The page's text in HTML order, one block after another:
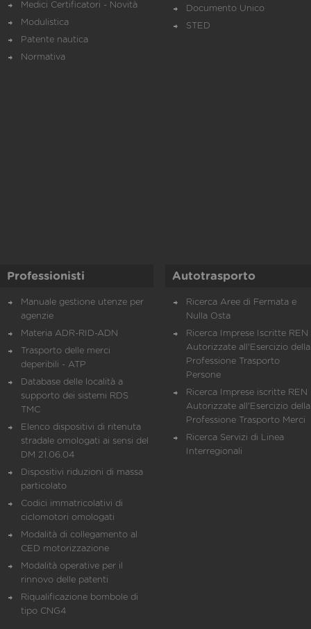
Medici Certificatori - Novità
Modulistica
Patente nautica
Normativa
Documento Unico
STED
Professionisti
Manuale gestione utenze per
agenzie
Materia ADR-RID-ADN
Trasporto delle merci
deperibili - ATP
Database delle località a
supporto dei sistemi RDS
TMC
Elenco dispositivi di ritenuta
stradale omologati ai sensi del
DM 21.06.04
Dispositivi riduzioni di massa
particolato
Codici immatricolativi di
ciclomotori omologati
Modalità di collegamento al
CED motorizzazione
Modalità operative per il
rinnovo delle patenti
Riqualificazione bombole di
tipo CNG4
Autotrasporto
Ricerca Aree di Fermata e
Nulla Osta
Ricerca Imprese Iscritte REN
Autorizzate all'Esercizio della
Professione Trasporto
Persone
Ricerca Imprese iscritte REN
Autorizzate all'Esercizio della
Professione Trasporto Merci
Ricerca Servizi di Linea
Interregionali